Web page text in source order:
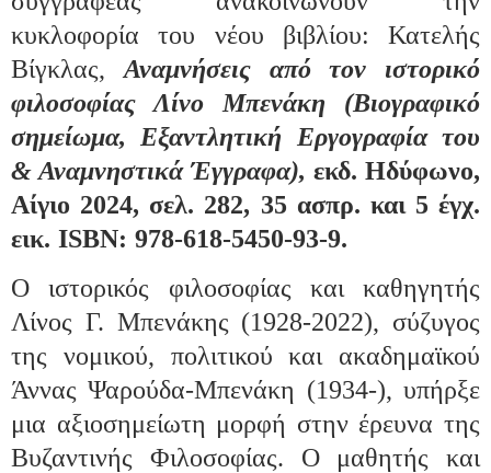
κυκλοφορία του νέου βιβλίου: Κατελής
Βίγκλας,Αναμνήσεις από τον ιστορικό
φιλοσοφίας Λίνο Μπενάκη (Βιογραφικό
σημείωμα, Εξαντλητική Εργογραφία του
& Αναμνηστικά Έγγραφα), εκδ. Ηδύφωνο,
Αίγιο 2024, σελ. 282, 35 ασπρ. και 5 έγχ.
εικ. ISBN: 978-618-5450-93-9.
Ο ιστορικός φιλοσοφίας και καθηγητής
Λίνος Γ. Μπενάκης (1928-2022), σύζυγος
της νομικού, πολιτικού και ακαδημαϊκού
Άννας Ψαρούδα-Μπενάκη (1934-), υπήρξε
μια αξιοσημείωτη μορφή στην έρευνα της
Βυζαντινής Φιλοσοφίας. Ο μαθητής και